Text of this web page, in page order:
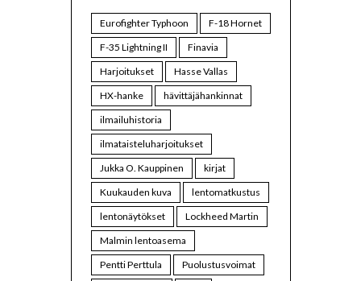
Eurofighter Typhoon
F-18 Hornet
F-35 Lightning II
Finavia
Harjoitukset
Hasse Vallas
HX-hanke
hävittäjähankinnat
ilmailuhistoria
ilmataisteluharjoitukset
Jukka O. Kauppinen
kirjat
Kuukauden kuva
lentomatkustus
lentonäytökset
Lockheed Martin
Malmin lentoasema
Pentti Perttula
Puolustusvoimat